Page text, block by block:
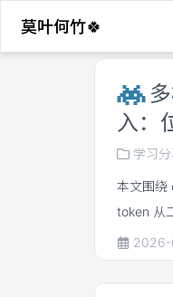
莫叶何竹🍀
入：
学习分
本文围绕
token 从
Vanilla
二维几何
空间相对
2026-